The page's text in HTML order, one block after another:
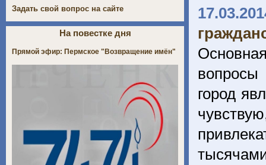
вопросы
город
Задать свой вопрос на сайте
На повестке дня
Прямой эфир: Пермское "Возвращение имён"